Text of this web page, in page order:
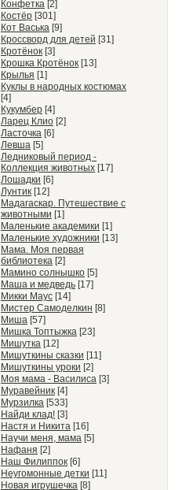
Конфетка [2]
Костёр [301]
Кот Васька [9]
Кроссворд для детей [31]
Кротёнок [3]
Крошка Кротёнок [13]
Крылья [1]
Куклы в народных костюмах
[4]
Кукумбер [4]
Ларец Клио [2]
Ласточка [6]
Левша [5]
Ледниковый период -
Коллекция животных [17]
Лошадки [6]
Лунтик [12]
Мадагаскар. Путешествие с
животными [1]
Маленькие академики [1]
Маленькие художники [13]
Мама. Моя первая
библиотека [2]
Мамино солнышко [5]
Маша и медведь [17]
Микки Маус [14]
Мистер Самоделкин [8]
Миша [57]
Мишка Топтыжка [23]
Мишутка [12]
Мишуткины сказки [11]
Мишуткины уроки [2]
Моя мама - Василиса [3]
Муравейник [4]
Мурзилка [533]
Найди клад! [3]
Настя и Никита [16]
Научи меня, мама [5]
Нафаня [2]
Наш Филиппок [6]
Неугомонные детки [11]
Новая игрушечка [8]